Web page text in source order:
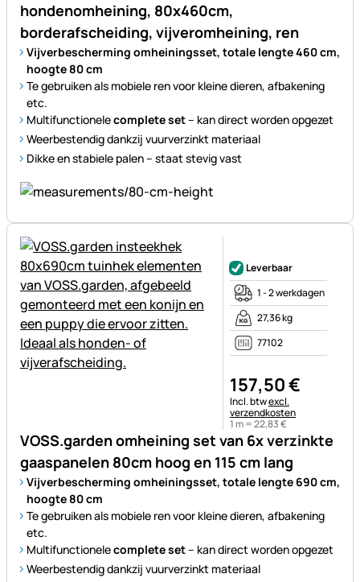
hondenomheining, 80x460cm,
borderafscheiding, vijveromheining, ren
Vijverbescherming omheiningsset, totale lengte 460 cm,
hoogte 80 cm
Te gebruiken als mobiele ren voor kleine dieren, afbakening
etc.
Multifunctionelecomplete set– kan direct worden opgezet
Weerbestendig dankzij vuurverzinkt materiaal
Dikke en stabiele palen – staat stevig vast
VOSS.garden omheining set van 6x verzinkte
gaaspanelen 80cm hoog en 115 cm lang
Vijverbescherming omheiningsset, totale lengte 690 cm,
hoogte 80 cm
Te gebruiken als mobiele ren voor kleine dieren, afbakening
etc.
Multifunctionelecomplete set– kan direct worden opgezet
Weerbestendig dankzij vuurverzinkt materiaal
Leverbaar
1 - 2 werkdagen
27,36 kg
77102
157,50€
Belastinginformatie:
Incl. btwexcl.
verzendkosten
1 m =22,83€